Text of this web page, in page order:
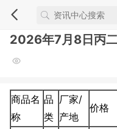
2026年7月8日丙
商品名
称
品
类
厂家/
产地
价格